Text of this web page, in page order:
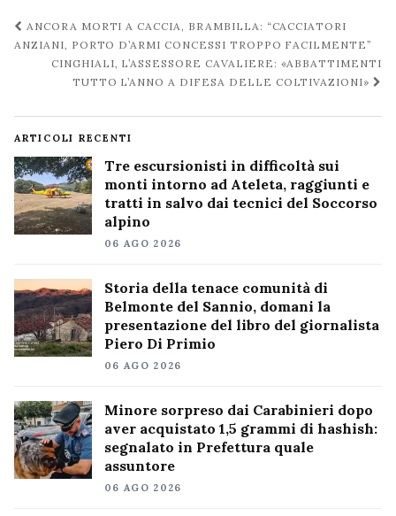
Navigazione
post
ANCORA MORTI A CACCIA, BRAMBILLA: “CACCIATORI
ANZIANI, PORTO D’ARMI CONCESSI TROPPO FACILMENTE”
CINGHIALI, L’ASSESSORE CAVALIERE: «ABBATTIMENTI
TUTTO L’ANNO A DIFESA DELLE COLTIVAZIONI»
ARTICOLI RECENTI
Tre escursionisti in difficoltà sui
monti intorno ad Ateleta, raggiunti e
tratti in salvo dai tecnici del Soccorso
alpino
06 AGO 2026
Storia della tenace comunità di
Belmonte del Sannio, domani la
presentazione del libro del giornalista
Piero Di Primio
06 AGO 2026
Minore sorpreso dai Carabinieri dopo
aver acquistato 1,5 grammi di hashish:
segnalato in Prefettura quale
assuntore
06 AGO 2026